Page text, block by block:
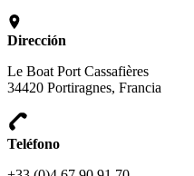
Dirección
Le Boat Port Cassafières
34420 Portiragnes, Francia
Teléfono